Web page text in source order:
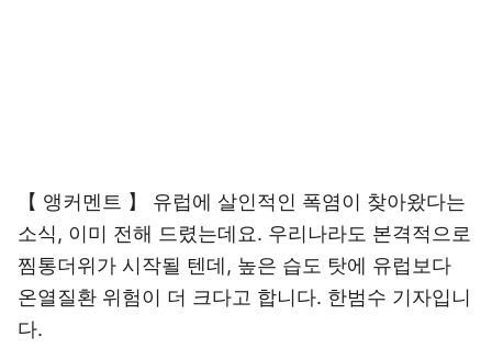
【 앵커멘트 】 유럽에 살인적인 폭염이 찾아왔다는
소식, 이미 전해 드렸는데요. 우리나라도 본격적으로
찜통더위가 시작될 텐데, 높은 습도 탓에 유럽보다
온열질환 위험이 더 크다고 합니다. 한범수 기자입니
다.